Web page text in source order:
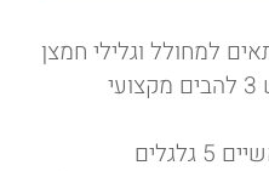
למחולל וגלילי חמצן
סט לרינגוסקופ מקינטוש 3 להבים מקצועי